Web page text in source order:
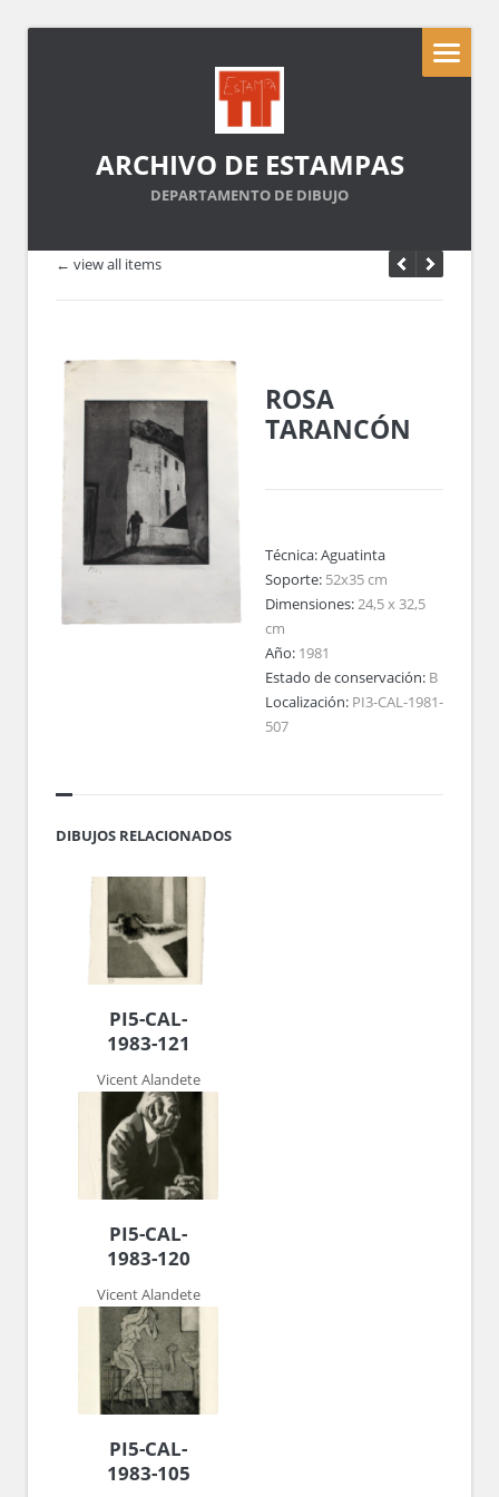
ARCHIVO DE ESTAMPAS
DEPARTAMENTO DE DIBUJO
← view all items
ROSA
TARANCÓN
Técnica:Aguatinta
Soporte: 52x35 cm
Dimensiones:24,5 x 32,5
cm
Año: 1981
Estado de conservación: B
Localización: PI3-CAL-1981-
507
DIBUJOS RELACIONADOS
PI5-CAL-
1983-121
Vicent Alandete
PI5-CAL-
1983-120
Vicent Alandete
PI5-CAL-
1983-105